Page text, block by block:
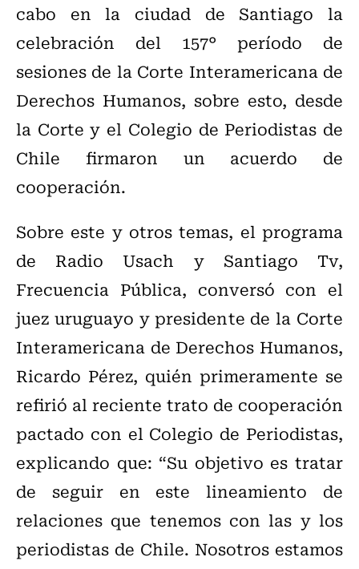
cabo en la ciudad de Santiago la
celebración del 157° período de
sesiones de la Corte Interamericana de
Derechos Humanos, sobre esto, desde
la Corte y el Colegio de Periodistas de
Chile firmaron un acuerdo de
cooperación.
Sobre este y otros temas, el programa
de Radio Usach y Santiago Tv,
Frecuencia Pública, conversó con el
juez uruguayo y presidente de la Corte
Interamericana de Derechos Humanos,
Ricardo Pérez, quién primeramente se
refirió al reciente trato de cooperación
pactado con el Colegio de Periodistas,
explicando que: “Su objetivo es tratar
de seguir en este lineamiento de
relaciones que tenemos con las y los
periodistas de Chile. Nosotros estamos